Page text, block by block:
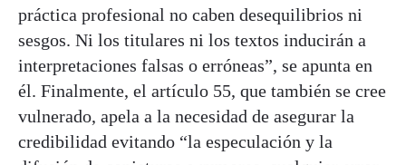
práctica profesional no caben desequilibrios ni
sesgos. Ni los titulares ni los textos inducirán a
interpretaciones falsas o erróneas”, se apunta en
él. Finalmente, el artículo 55, que también se cree
vulnerado, apela a la necesidad de asegurar la
credibilidad evitando “la especulación y la